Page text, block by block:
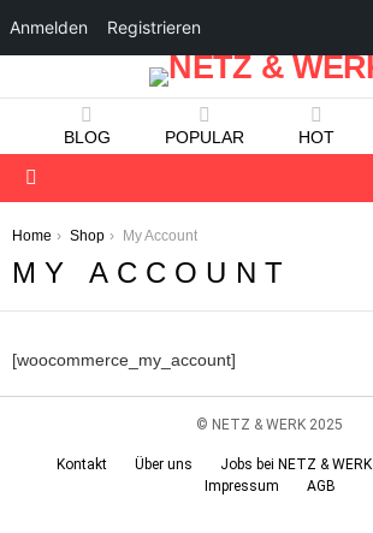
BLOG POPULAR HOT
You are here:
Home Shop My Account
MY ACCOUNT
[woocommerce_my_account]
© NETZ & WERK 2025
Kontakt Über uns Jobs bei NETZ & WERK
Impressum
AGB
Anmelden Registrieren